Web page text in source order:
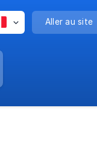
Aller au site